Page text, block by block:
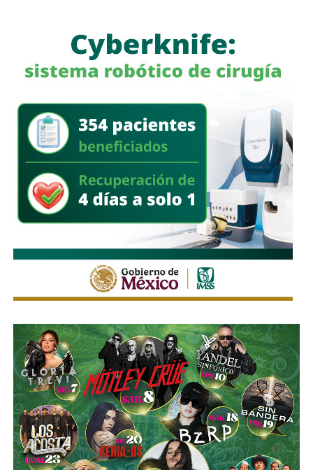
“apertura total” de la dependencia para recibir esas
delincuentes y asegura armas durante operativos en SLP